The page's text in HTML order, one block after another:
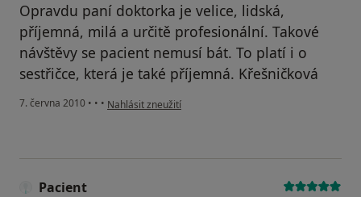
Opravdu paní doktorka je velice, lidská,
příjemná, milá a určitě profesionální. Takové
návštěvy se pacient nemusí bát. To platí i o
sestřičce, která je také příjemná. Křešničková
7. června 2010 • • • podle názoru uživatele Pacient
Nahlásit zneužití
Pacient